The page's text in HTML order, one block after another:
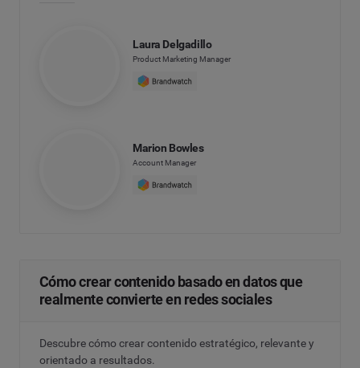
Laura Delgadillo
Product Marketing Manager
Marion Bowles
Account Manager
Cómo crear contenido basado en datos que
realmente convierte en redes sociales
Descubre cómo crear contenido estratégico, relevante y
orientado a resultados.